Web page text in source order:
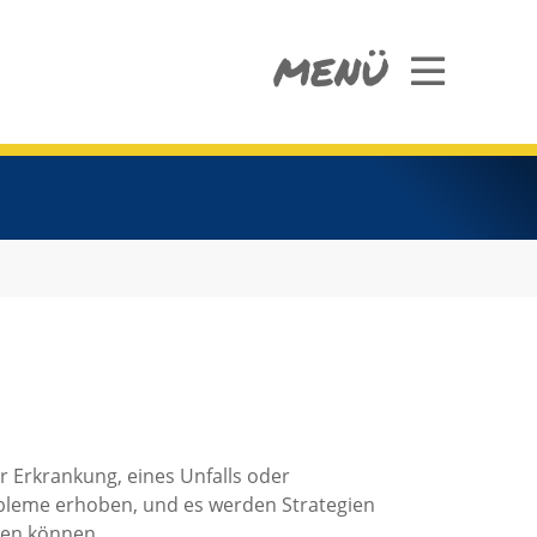
MENÜ
Erkrankung, eines Unfalls oder
erhoben, und es werden Strategien